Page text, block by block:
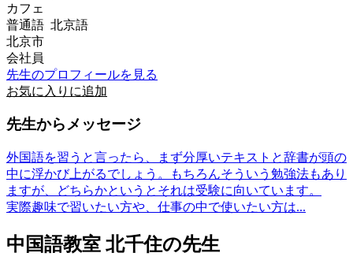
カフェ
普通語 北京語
北京市
会社員
先生のプロフィールを見る
お気に入りに追加
先生からメッセージ
外国語を習うと言ったら、まず分厚いテキストと辞書が頭の
中に浮かび上がるでしょう。もちろんそういう勉強法もあり
ますが、どちらかというとそれは受験に向いています。
実際趣味で習いたい方や、仕事の中で使いたい方は...
中国語教室 北千住の先生